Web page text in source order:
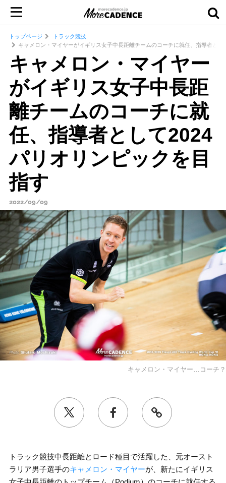
トップページ
トラック競技
キャメロン・マイヤーがイギリス女子中長距離チームのコーチに就任、指導者と
キャメロン・マイヤー
がイギリス女子中長距
離チームのコーチに就
任、指導者として2024
パリオリンピックを目
指す
2022/09/09
キャメロン・マイヤー…コーチ？
トラック競技中長距離とロード種目で活躍した、元オースト
ラリア男子選手のキャメロン・マイヤーが、新たにイギリス